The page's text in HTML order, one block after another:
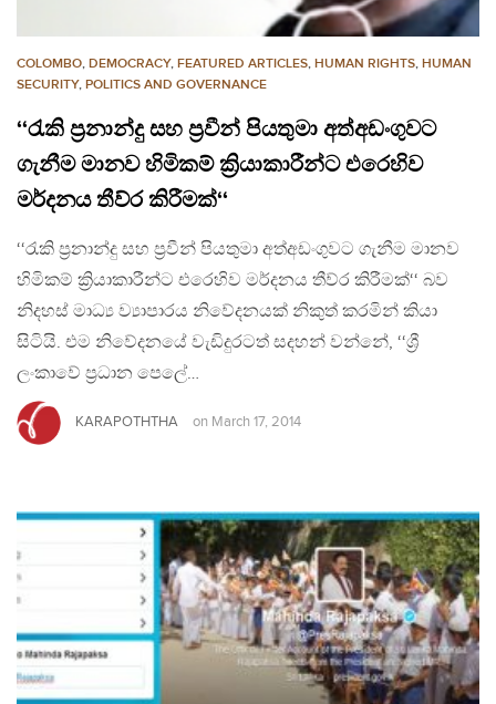
COLOMBO, DEMOCRACY, FEATURED ARTICLES, HUMAN RIGHTS, HUMAN
SECURITY, POLITICS AND GOVERNANCE
‘‘රැකි ප්‍රනාන්දු සහ ප්‍රවීන් පියතුමා අත්අඩංගුවට
ගැනීම මානව හිමිකම් ක්‍රියාකාරීන්ට එරෙහිව
මර්දනය තීව්ර කිරීමක්‘‘
‘‘රැකි ප්‍රනාන්දු සහ ප්‍රවීන් පියතුමා අත්අඩංගුවට ගැනීම මානව
හිමිකම් ක්‍රියාකාරීන්ට එරෙහිව මර්දනය තීව්ර කිරීමක්‘‘ බව
නිදහස් මාධ්‍ය ව්‍යාපාරය නිවේදනයක් නිකුත් කරමින් කියා
සිටියි. එම නිවේදනයේ වැඩිදුරටත් සදහන් වන්නේ, ‘‘ශ්‍රී
ලංකාවේ ප්‍රධාන පෙලේ…
KARAPOTHTHA on March 17, 2014